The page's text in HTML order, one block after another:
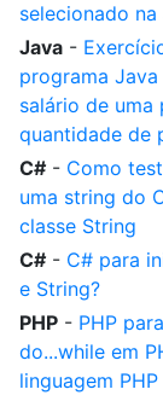
selecionado na
Java -
programa
salário de uma
quantidade de
C# - Como
uma string do
classe String
C# - C# para
e String?
PHP - PHP
do...while em
linguagem PHP